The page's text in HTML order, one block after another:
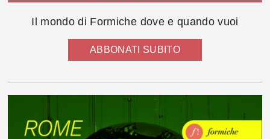
Il mondo di Formiche dove e quando vuoi
ABBONATI SUBITO